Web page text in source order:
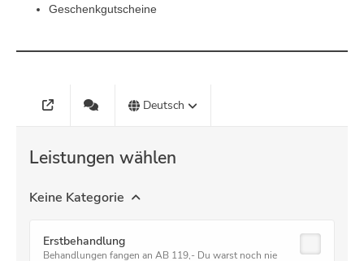
Geschenkgutscheine